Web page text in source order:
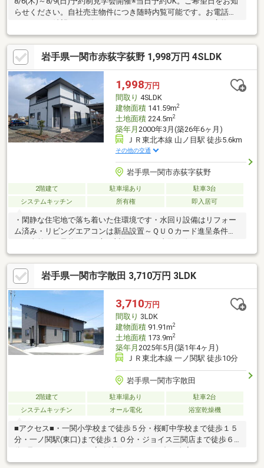
らせください。自社売主物件につき随時内覧可能です。お電話か
ユニットバス交換、トイレ交換、洗面化粧台交換
岩手県一関市赤荻字荻野 1,998万円 4SLDK
1,998万円
間取り 4SLDK
建物面積141.59m2
土地面積224.5m2
築年月 2000年3月(築26年6ヶ月)
ＪＲ東北本線 山ノ目駅 徒歩5.6km
その他の交通
岩手県一関市赤荻字荻野
2階建て 駐車場あり
駐車3台
システムキッチン
所有権 即入居可
・閑静な住宅地で落ち着いた住環境です・水回り設備はリフォー
ム済み・リビングエアコンは新品設置～ＱＵＯカード進呈条件
～・事前にご予約された方が対象です・ご内覧の際に２０００円
進呈いたします・住宅ローンの事前審査に進まれた際に３０００
円進呈いたします
岩手県一関市字散田 3,710万円 3LDK
3,710万円
間取り 3LDK
建物面積91.91m2
土地面積173.9m2
築年月 2025年5月(築1年4ヶ月)
ＪＲ東北本線 一ノ関駅 徒歩10分
岩手県一関市字散田
2階建て 駐車場あり
駐車2台
システムキッチン
オール電化 浴室乾燥機
■アクセス■・一関小学校まで徒歩５分・桜町中学校まで徒歩１５
分・一ノ関駅(東口)まで徒歩１０分・ジョイス三関店まで徒歩６
ル・生地、全室照明器具フルセットでこの価格！・南向きの明る